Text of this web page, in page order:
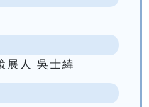
展人 吳士緯